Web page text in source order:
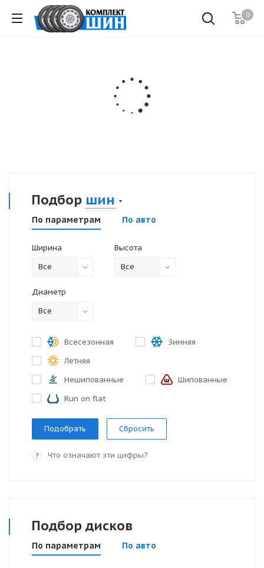
0
Подбор шин
По параметрам По авто
Ширина
Все
Высота
Все
Диаметр
Все
Всесезонная
Зимняя
Летняя
Нешипованные
Шипованные
Run on flat
Сбросить
? Что означают эти цифры?
Подбор дисков
По параметрам По авто